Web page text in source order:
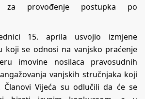
za provođenje postupka po
15. aprila usvojio izmjene
koji se odnosi na vanjsko praćenje
imovine nosilaca pravosudnih
vanjskih stručnjaka koji
Vijeća su odlučili da će se